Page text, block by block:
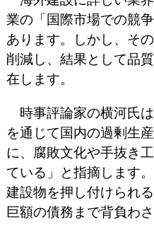
業の「国際市場での競
あります。しかし、そ
削減し、結果として品
在します。
時事評論家の横河氏
を通じて国内の過剰生
に、腐敗文化や手抜き
ている」と指摘します
建設物を押し付けられ
巨額の債務まで背負わ